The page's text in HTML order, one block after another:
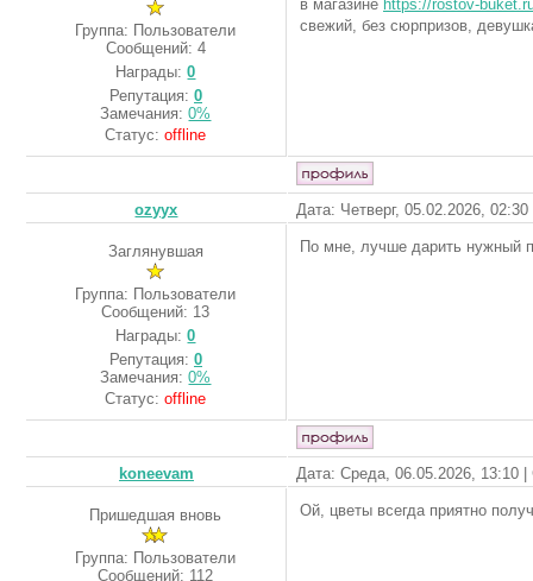
Группа: Пользователи
Сообщений: 4
Награды:0
Репутация: 0
Замечания:0%
Статус:offline
в магазине https://rostov-
свежий, без сюрпризов,
ozyyx Дата: Четверг, 05.02.2026,
Заглянувшая
Группа: Пользователи
Сообщений: 13
Награды:0
Репутация: 0
Замечания:0%
Статус:offline
По мне, лучше дарить нужный
koneevam Дата: Среда, 06.05.2026, 13:10
Пришедшая вновь
Группа: Пользователи
Сообщений: 112
Ой, цветы всегда приятно